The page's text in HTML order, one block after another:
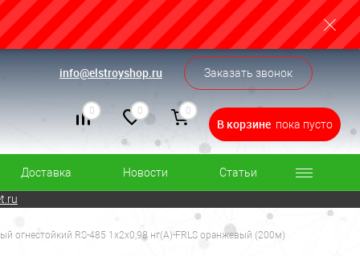
info@elstroyshop.ru Заказать звонок
0 0 0
В корзине пока пусто
Доставка Новости Статьи
огнестойкий RS-485 1х2х0,98 нг(А)-FRLS оранжевый (200м)